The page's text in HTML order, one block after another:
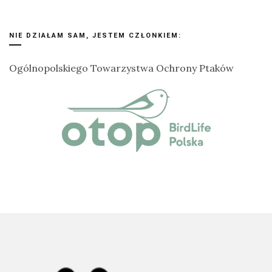
NIE DZIAŁAM SAM, JESTEM CZŁONKIEM:
Ogólnopolskiego Towarzystwa Ochrony Ptaków